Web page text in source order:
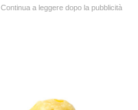
Continua a leggere dopo la pubblicità